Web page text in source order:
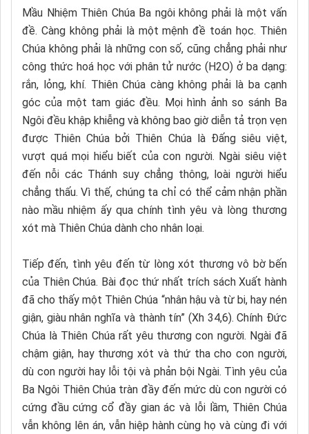
Mầu Nhiệm Thiên Chúa Ba ngôi không phải là một vấn
đề. Càng không phải là một mệnh đề toán học. Thiên
Chúa không phải là những con số, cũng chẳng phải như
công thức hoá học với phân tử nước (H2O) ở ba dạng:
rắn, lỏng, khí. Thiên Chúa càng không phải là ba cạnh
góc của một tam giác đều. Mọi hình ảnh so sánh Ba
Ngôi đều khập khiễng và không bao giờ diễn tả trọn vẹn
được Thiên Chúa bởi Thiên Chúa là Đấng siêu việt,
vượt quá mọi hiểu biết của con người. Ngài siêu việt
đến nỗi các Thánh suy chẳng thông, loài người hiểu
chẳng thấu. Vì thế, chúng ta chỉ có thể cảm nhận phần
nào mầu nhiệm ấy qua chính tình yêu và lòng thương
xót mà Thiên Chúa dành cho nhân loại.
Tiếp đến, tình yêu đến từ lòng xót thương vô bờ bến
của Thiên Chúa. Bài đọc thứ nhất trích sách Xuất hành
đã cho thấy một Thiên Chúa “nhân hậu và từ bi, hay nén
giận, giàu nhân nghĩa và thành tín” (Xh 34,6). Chính Đức
Chúa là Thiên Chúa rất yêu thương con người. Ngài đã
chậm giận, hay thương xót và thứ tha cho con người,
dù con người hay lỗi tội và phản bội Ngài. Tình yêu của
Ba Ngôi Thiên Chúa tràn đầy đến mức dù con người có
cứng đầu cứng cổ đầy gian ác và lỗi lầm, Thiên Chúa
vẫn không lên án, vẫn hiệp hành cùng họ và cùng đi với